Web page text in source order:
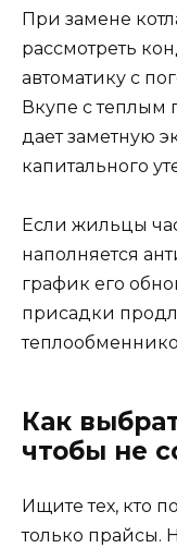
При замене
рассмотреть
автоматику с
Вкупе с теплым
дает заметную
капитального
Если жильцы
наполняется
график его
присадки
Как
чтобы не
Ищите тех, кто
только прайсы.